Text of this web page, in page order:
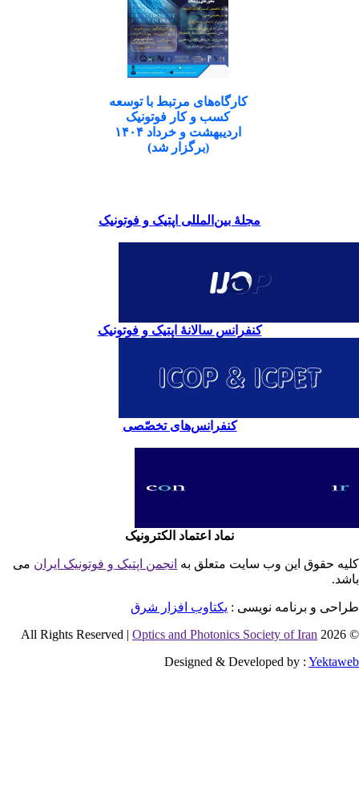
کارگاه‌های مرتبط با توسعه
کسب و کار فوتونیک
اردیبهشت و خرداد ۱۴۰۴
(برگزار شد)
مجلۀ بین‌المللی اپتیک و فوتونیک
کنفرانس سالانۀ اپتیک و فوتونیک
کنفرانس‌های تخصّصی
نماد اعتماد الکترونیک
حقوق این وب سایت متعلق بهانجمن اپتیک و فوتونیک ایران می
و برنامه نویسی : یکتاوب افزار شرق
©
Optics and Photonics Society of Iran
Designed & Developed by :